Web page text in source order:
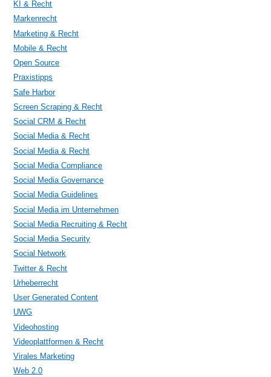
KI & Recht
Markenrecht
Marketing & Recht
Mobile & Recht
Open Source
Praxistipps
Safe Harbor
Screen Scraping & Recht
Social CRM & Recht
Social Media & Recht
Social Media & Recht
Social Media Compliance
Social Media Governance
Social Media Guidelines
Social Media im Unternehmen
Social Media Recruiting & Recht
Social Media Security
Social Network
Twitter & Recht
Urheberrecht
User Generated Content
UWG
Videohosting
Videoplattformen & Recht
Virales Marketing
Web 2.0